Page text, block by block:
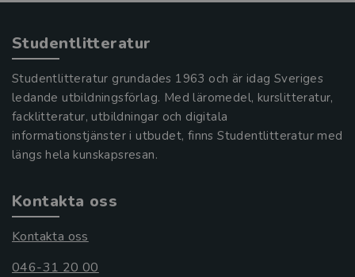
Studentlitteratur
Studentlitteratur grundades 1963 och är idag Sveriges
ledande utbildningsförlag. Med läromedel, kurslitteratur,
facklitteratur, utbildningar och digitala
informationstjänster i utbudet, finns Studentlitteratur med
längs hela kunskapsresan.
Kontakta oss
Kontakta oss
046-31 20 00